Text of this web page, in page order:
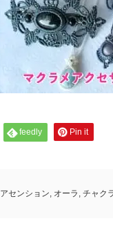
feedly Pin it
アセンション, オーラ , チャク